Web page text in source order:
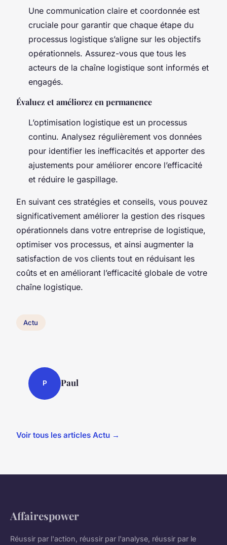
Une communication claire et coordonnée est
cruciale pour garantir que chaque étape du
processus logistique s’aligne sur les objectifs
opérationnels. Assurez-vous que tous les
acteurs de la chaîne logistique sont informés et
engagés.
Évaluez et améliorez en permanence
L’optimisation logistique est un processus
continu. Analysez régulièrement vos données
pour identifier les inefficacités et apporter des
ajustements pour améliorer encore l’efficacité
et réduire le gaspillage.
En suivant ces stratégies et conseils, vous pouvez
significativement améliorer la gestion des risques
opérationnels dans votre entreprise de logistique,
optimiser vos processus, et ainsi augmenter la
satisfaction de vos clients tout en réduisant les
coûts et en améliorant l’efficacité globale de votre
chaîne logistique.
Actu
P Paul
Voir tous les articles Actu →
Affairespower
Réussir par l'action, réussir par l'analyse, réussir par le